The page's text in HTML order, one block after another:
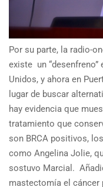
Por su parte, la radio-
existe un
Unidos, y ahora en
lugar de buscar
hay evidencia que
tratamiento que
son BRCA positivos,
como Angelina Jolie,
sostuvo Marcial.
mastectomía el cáncer